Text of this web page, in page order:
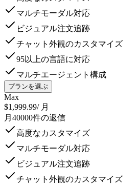
マルチモーダル対応
ビジュアル注文追跡
チャット外観のカスタマイズ
95以上の言語に対応
マルチエージェント構成
プランを選ぶ
Max
$1,999.99/ 月
月40000件の返信
高度なカスタマイズ
マルチモーダル対応
ビジュアル注文追跡
チャット外観のカスタマイズ